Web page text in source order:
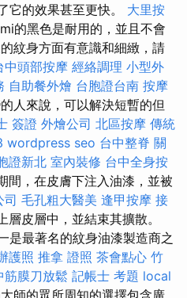
它的效果甚至更快。 大里按
的黑色是耐用的，並且不會
紋身方面有意識和細緻，請
中頭部按摩 經絡調理 小型外
自助餐外燴 台胞證台南 按摩
人來說，可以解決短暫的但
簽證 外燴公司 北區按摩 傳統
wordpress seo 台中整脊 關
證新北 室內裝修 台中全身按
間，在皮膚下注入油漆，並被
司 毛孔粗大醫美 逢甲按摩 接
層皮層中，並結束其擴散。
是最著名的紋身油漆製造商之
護照 推拿 證照 茶會點心 竹
筋膜刀放鬆 記帳士 考題 local
師的眾所周知的選擇包含廣